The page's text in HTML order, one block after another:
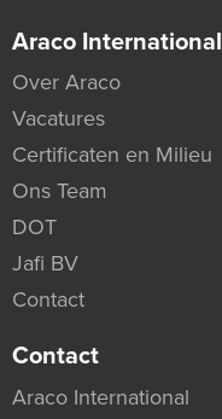
Araco International
Over Araco
Vacatures
Certificaten en Milieu
Ons Team
DOT
Jafi BV
Contact
Contact
Araco International